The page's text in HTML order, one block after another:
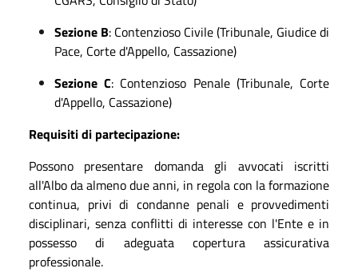
Sezione B: Contenzioso Civile (Tribunale, Giudice di
Pace, Corte d'Appello, Cassazione)
Sezione C: Contenzioso Penale (Tribunale, Corte
d'Appello, Cassazione)
Requisiti di partecipazione:
Possono presentare domanda gli avvocati iscritti
all'Albo da almeno due anni, in regola con la formazione
continua, privi di condanne penali e provvedimenti
disciplinari, senza conflitti di interesse con l'Ente e in
possesso di adeguata copertura assicurativa
professionale.